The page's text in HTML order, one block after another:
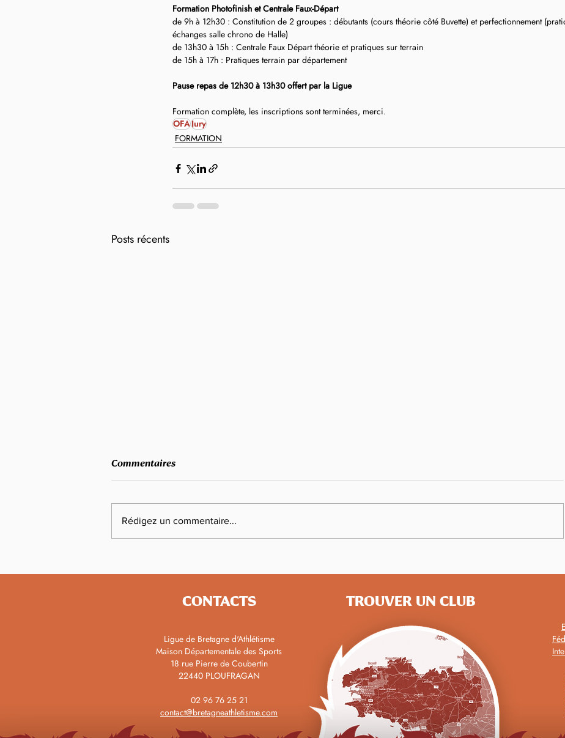
Formation Photofinish et Centrale Faux-Départ
de 9h à 12h30 : Constitution de 2 groupes : débutants (cours théorie côté Buvette) et perfectionnement
échanges salle chrono de Halle)
de 13h30 à 15h : Centrale Faux Départ théorie et pratiques sur terrain
de 15h à 17h : Pratiques terrain par département
Pause repas de 12h30 à 13h30 offert par la Ligue
Formation complète, les inscriptions sont terminées, merci.
OFAJury
FORMATION
Posts récents
Septembre
Sportif Toussaint 2025
2024/25
Commentaires
Rédigez un commentaire...
CONTACTS
Ligue de Bretagne d'Athlétisme
Maison Départementale des Sports
18 rue Pierre de Coubertin
22440 PLOUFRAGAN
02 96 76 25 21
contact@bretagneathletisme.com
TROUVER UN CLUB